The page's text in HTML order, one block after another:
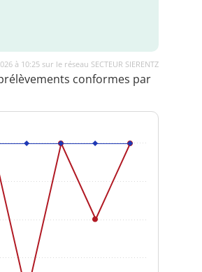
à 10:25 sur le réseau SECTEUR SIERENTZ
conformes par